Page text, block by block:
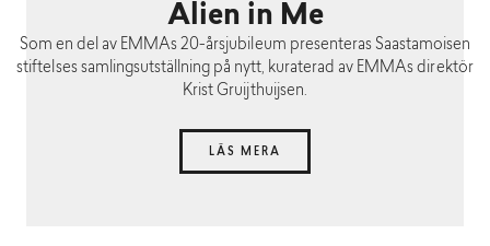
Alien in Me
Som en del av EMMAs 20-årsjubileum presenteras Saastamoisen
stiftelses samlingsutställning på nytt, kuraterad av EMMAs direktör
Krist Gruijthuijsen.
LÄS MERA